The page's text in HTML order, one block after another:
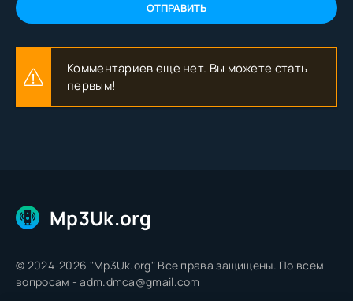
ОТПРАВИТЬ
Комментариев еще нет. Вы можете стать
первым!
Mp3Uk.org
© 2024-2026 "Mp3Uk.org" Все права защищены. По всем
вопросам - adm.dmca@gmail.com